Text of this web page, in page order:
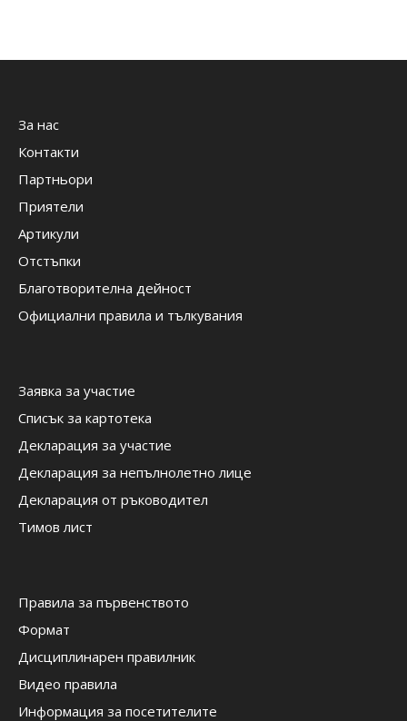
За нас
Контакти
Партньори
Приятели
Артикули
Отстъпки
Благотворителна дейност
Официални правила и тълкувания
Заявка за участие
Списък за картотека
Декларация за участие
Декларация за непълнолетно лице
Декларация от ръководител
Тимов лист
Правила за първенството
Формат
Дисциплинарен правилник
Видео правила
Информация за посетителите